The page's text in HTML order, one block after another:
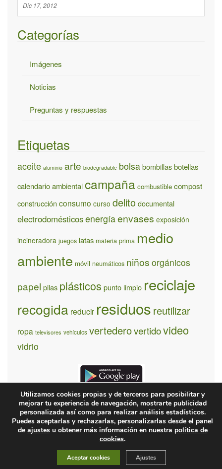
Dic 17, 2012
Categorías
Imágenes
Noticias
Preguntas y respuestas
Etiquetas
aceite aluminio arte biodegradable bolsabombillasbotellas
calendario ambientalcampaña combustible compost
construcción consumo curso delito documental
electrodomésticosenergíaenvases exposición
incineradora juegos latas materia prima medio
ambiente móvil neumáticos niños orgánicos
papel pilas plásticos punto limpio reciclaje
recogida reducir residuos reutilizar
ropa televisores vehículos vertederovertidovideo
vidrio
¿Quiénes somos? Contacto Condiones de uso y privacidad
© 2026 recíclame.info
Utilizamos cookies propias y de terceros para posibilitar y
mejorar tu experiencia de navegación, mostrarte publicidad
personalizada así como para realizar análisis estadísticos.
Puedes aceptarlas y rechazarlas, personalizarlas desde el panel
de ajustesu obtener más información en nuestra política de
cookies.
Aceptar cookies Ajustes